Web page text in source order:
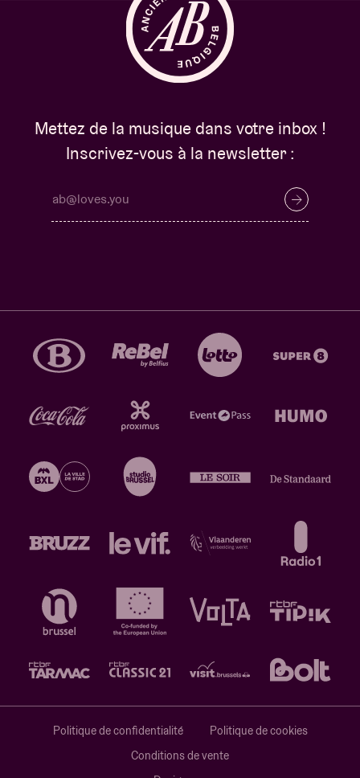
Mettez de la musique dans votre inbox !
Inscrivez-vous à la newsletter :
Politique de confidentialité
Politique de cookies
Conditions de vente